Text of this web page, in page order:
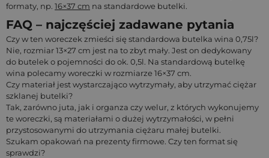
formaty, np. 16×37 cm na standardowe butelki.
FAQ – najczęściej zadawane pytania
Czy w ten woreczek zmieści się standardowa butelka wina 0,75l?
Nie, rozmiar 13×27 cm jest na to zbyt mały. Jest on dedykowany
do butelek o pojemności do ok. 0,5l. Na standardową butelkę
wina polecamy woreczki w rozmiarze 16×37 cm.
Czy materiał jest wystarczająco wytrzymały, aby utrzymać ciężar
szklanej butelki?
Tak, zarówno juta, jak i organza czy welur, z których wykonujemy
te woreczki, są materiałami o dużej wytrzymałości, w pełni
przystosowanymi do utrzymania ciężaru małej butelki.
Szukam opakowań na prezenty firmowe. Czy ten format się
sprawdzi?